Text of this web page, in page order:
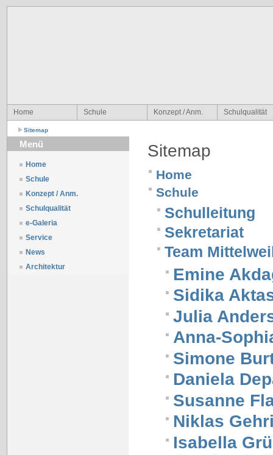
Home Schule Konzept / Anm. Schulqualität
Sitemap
Menü
Home
Schule
Konzept / Anm.
Schulqualität
e-Galeria
Service
News
Architektur
Sitemap
Home
Schule
Schulleitung
Sekretariat
Team
Emine
Sidika
Julia
Anna-
Simone
Daniela
Susanne
Niklas
Isabella